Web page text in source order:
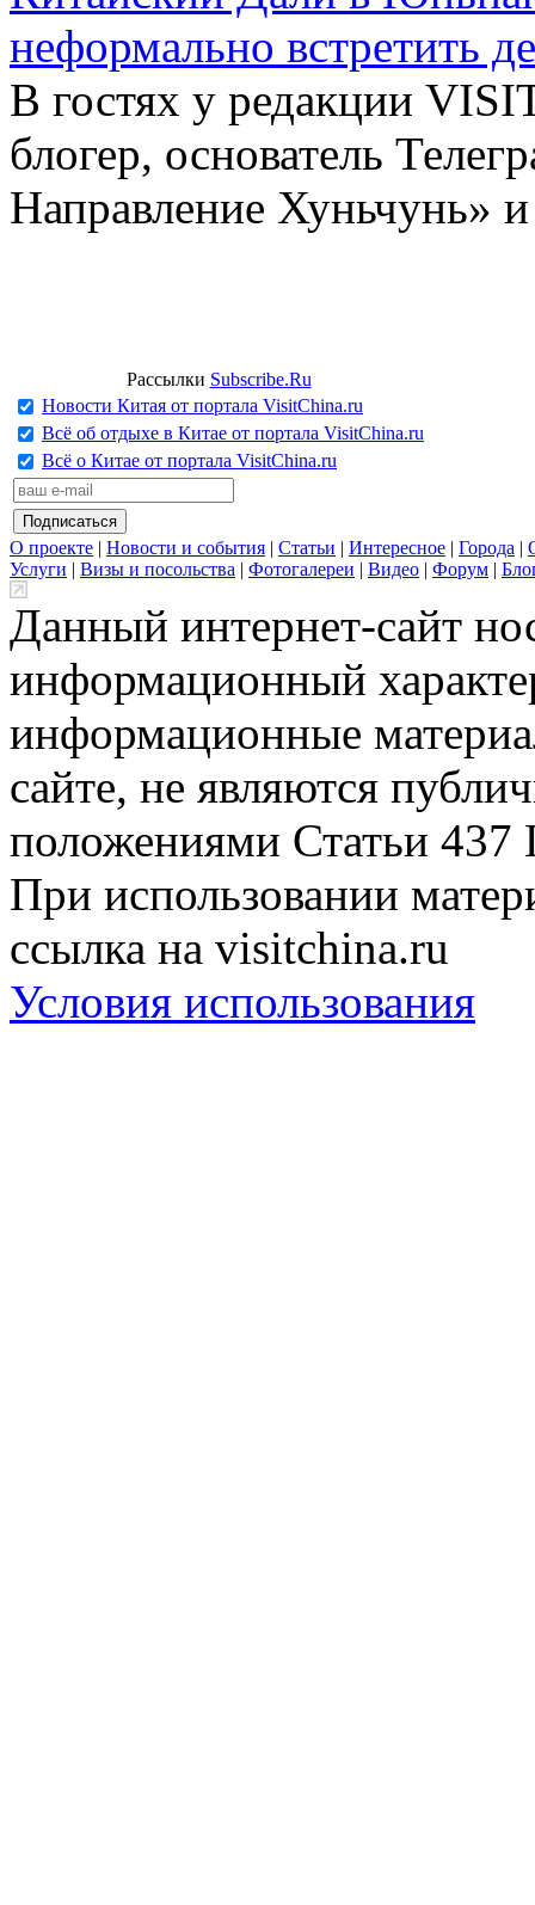
неформально встретить
В гостях у редакции
блогер, основатель
Направление Хуньчунь»
Рассылки Subscribe.Ru
Новости Китая от портала VisitChina.ru
Всё об отдыхе в Китае от портала VisitChina.ru
Всё о Китае от портала VisitChina.ru
О проекте | Новости и события | Статьи | Интересное | Города |
Услуги | Визы и посольства | Фотогалереи | Видео | Форум |
Данный интернет-сайт
информационный
информационные
сайте, не являются
положениями Статьи 437
При использовании
ссылка на visitchina.ru
Условия использования